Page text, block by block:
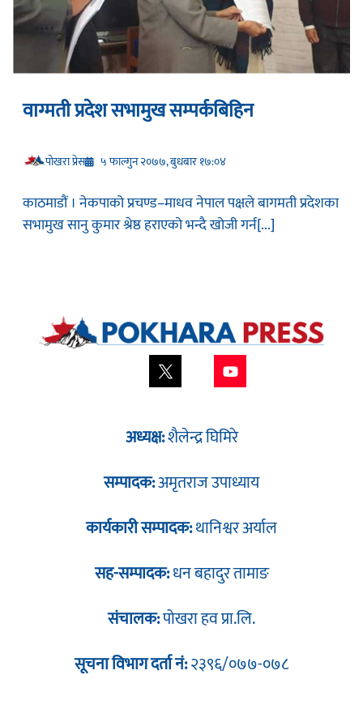
वाग्मती प्रदेश सभामुख सम्पर्कबिहिन
प‍ोखरा प्रेस ५ फाल्गुन २०७७, बुधबार १७:०४
काठमाडौं । नेकपाको प्रचण्ड–माधव नेपाल पक्षले बागमती प्रदेशका
सभामुख सानु कुमार श्रेष्ठ हराएको भन्दै खोजी गर्न[...]
अध्यक्ष:शैलेन्द्र घिमिरे
सम्पादक:अमृतराज उपाध्याय
कार्यकारी सम्पादक:थानिश्वर अर्याल
सह-सम्पादक:धन बहादुर तामाङ
संचालक:पोखरा हव प्रा.लि.
सूचना विभाग दर्ता नं:२३९६/०७७-०७८